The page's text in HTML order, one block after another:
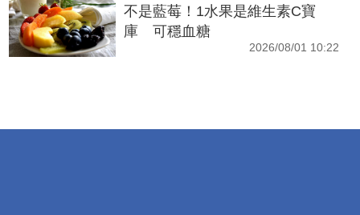
不是藍莓！1水果是維生素C寶
庫 可穩血糖
2026/08/01 10:22